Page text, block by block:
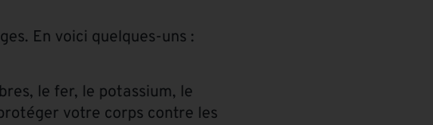
En voici quelques-uns :
le fer, le potassium, le
votre corps contre les